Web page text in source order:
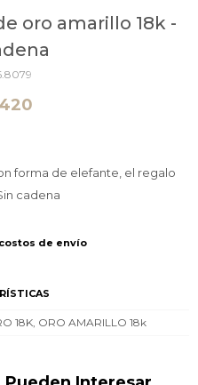
oro amarillo 18k -
420
forma de elefante, el regalo
cadena
de envío
18K, ORO AMARILLO 18k